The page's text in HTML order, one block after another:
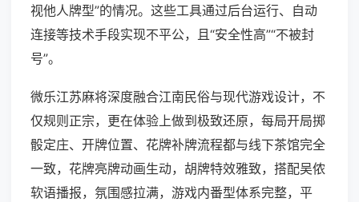
视他人牌型”的情况。这些工具通过后台运行、自动
连接等技术手段实现不平公，且“安全性高”“不被封
号”。
微乐江苏麻将深度融合江南民俗与现代游戏设计，不
仅规则正宗，更在体验上做到极致还原，每局开局掷
骰定庄、开牌位置、花牌补牌流程都与线下茶馆完全
一致，花牌亮牌动画生动，胡牌特效雅致，搭配吴侬
软语播报，氛围感拉满，游戏内番型体系完整，平